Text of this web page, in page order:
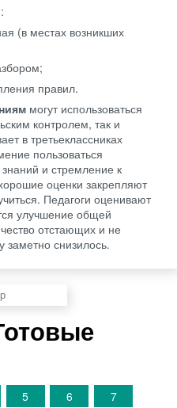
(в местах возникших
правил.
могут использоваться
контролем, так и
в третьеклассниках
пользоваться
и стремление к
оценки закрепляют
Педагоги оценивают
улучшение общей
отстающих и не
заметно снизилось.
5 6
7